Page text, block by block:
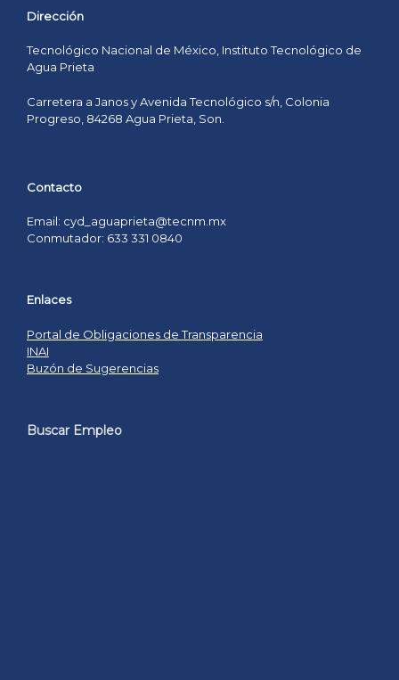
Dirección
Tecnológico Nacional de México, Instituto Tecnológico de
Agua Prieta
Carretera a Janos y Avenida Tecnológico s/n, Colonia
Progreso, 84268 Agua Prieta, Son.
Contacto
Email: cyd_aguaprieta@tecnm.mx
Conmutador: 633 331 0840
Enlaces
Portal de Obligaciones de Transparencia
INAI
Buzón de Sugerencias
Buscar Empleo